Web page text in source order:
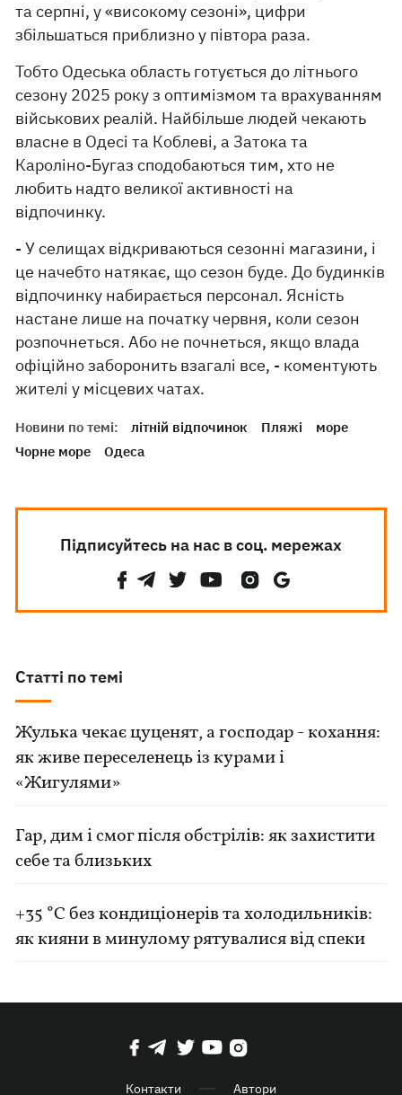
та серпні, у «високому сезоні», цифри
збільшаться приблизно у півтора раза.
Тобто Одеська область готується до літнього
сезону 2025 року з оптимізмом та врахуванням
військових реалій. Найбільше людей чекають
власне в Одесі та Коблеві, а Затока та
Кароліно-Бугаз сподобаються тим, хто не
любить надто великої активності на
відпочинку.
- У селищах відкриваються сезонні магазини, і
це начебто натякає, що сезон буде. До будинків
відпочинку набирається персонал. Ясність
настане лише на початку червня, коли сезон
розпочнеться. Або не почнеться, якщо влада
офіційно заборонить взагалі все, - коментують
жителі у місцевих чатах.
Новини по темі: літній відпочинок Пляжі
море
Чорне море
Одеса
Підписуйтесь на нас в соц. мережах
Статті по темі
Жулька чекає цуценят, а господар - кохання:
як живе переселенець із курами і
«Жигулями»
Гар, дим і смог після обстрілів: як захистити
себе та близьких
+35 °C без кондиціонерів та холодильників:
як кияни в минулому рятувалися від спеки
Контакти Автори